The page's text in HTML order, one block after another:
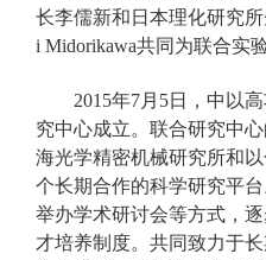
长李儒新和日本理化研究
i Midorikawa共同为联合实
2015年7月5日，中以
究中心成立。联合研究中
海光学精密机械研究所和
个长期合作的科学研究平
举办学术研讨会等方式，
才培养制度。共同致力于